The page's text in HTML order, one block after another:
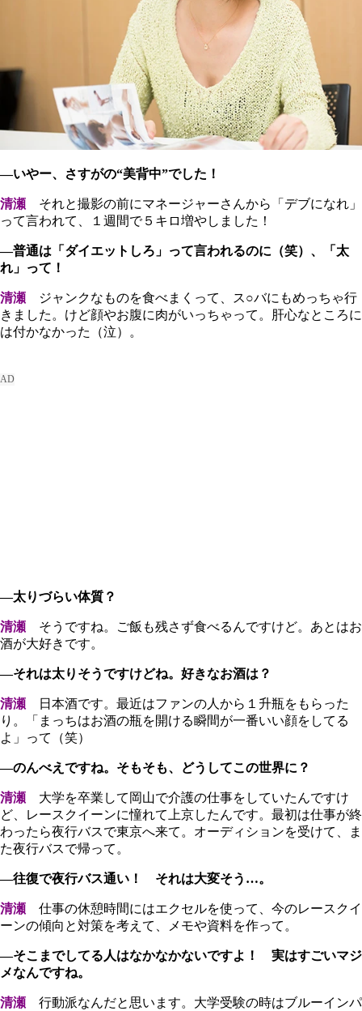
―いやー、さすがの“美背中”でした！
清瀬
それと撮影の前にマネージャーさんから「デブになれ」
って言われて、１週間で５キロ増やしました！
―普通は「ダイエットしろ」って言われるのに（笑）、「太
れ」って！
清瀬 ジャンクなものを食べまくって、ス○バにもめっちゃ行
きました。けど顔やお腹に肉がいっちゃって。肝心なところに
は付かなかった（泣）。
―太りづらい体質？
清瀬
そうですね。ご飯も残さず食べるんですけど。あとはお
酒が大好きです。
―それは太りそうですけどね。好きなお酒は？
清瀬 日本酒です。最近はファンの人から１升瓶をもらった
り。「まっちはお酒の瓶を開ける瞬間が一番いい顔をしてる
よ」って（笑）
―のんべえですね。そもそも、どうしてこの世界に？
清瀬 大学を卒業して岡山で介護の仕事をしていたんですけ
ど、レースクイーンに憧れて上京したんです。最初は仕事が終
わったら夜行バスで東京へ来て。オーディションを受けて、ま
た夜行バスで帰って。
―往復で夜行バス通い！ それは大変そう…。
清瀬 仕事の休憩時間にはエクセルを使って、今のレースクイ
ーンの傾向と対策を考えて、メモや資料を作って。
―そこまでしてる人はなかなかないですよ！ 実はすごいマジ
メなんですね。
清瀬
行動派なんだと思います。大学受験の時はブルーインパ